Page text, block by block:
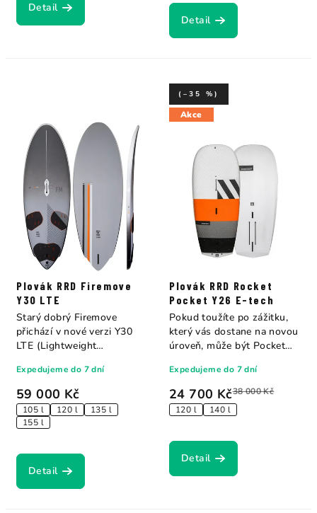
Detail
Detail
Plovák RRD Firemove
Y30 LTE
59 000 Kč
105 l 120 l
135 l
155 l
Expedujeme do 7 dní
Detail
Starý dobrý Firemove
přichází v nové verzi Y30
LTE (Lightweight
Akce
Plovák RRD Rocket
Pocket Y26 E-tech
24 700 Kč38 000 Kč
(–35 %)
120 l 140 l
Expedujeme do 7 dní
Detail
Pokud toužíte po zážitku,
který vás dostane na novou
úroveň, může být Pocket